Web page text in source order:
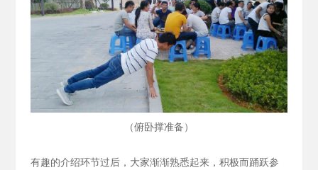
（俯卧撑准备 ）
有趣的介绍环节过后，大家渐渐熟悉起来，积极而踊跃参